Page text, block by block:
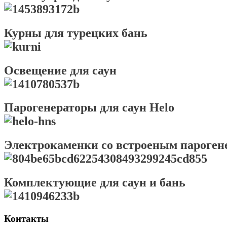
Курны для турецких бань
Освещение для саун
Парогенераторы для саун Helo
Электрокаменки со встроеным
Комплектующие для саун и бань
Контакты